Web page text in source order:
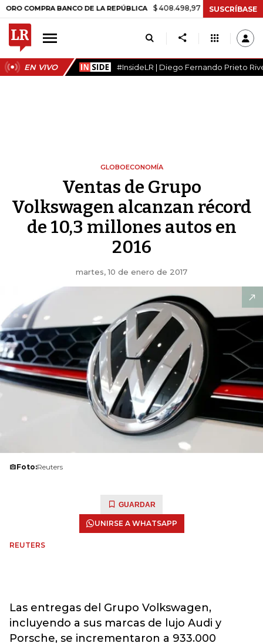
BANCO DE LA REPÚBLICA $ 408.498,97 +$ 8.753,81 +2,19%
SUSCRÍBASE
EN VIVO #InsideLR | Diego Fernando Prieto
GLOBOECONOMÍA
Ventas de Grupo
Volkswagen alcanzan récord
de 10,3 millones autos en
2016
martes, 10 de enero de 2017
Foto:Reuters
GUARDAR
UNIRSE A WHATSAPP
REUTERS
Las entregas del Grupo Volkswagen,
incluyendo a sus marcas de lujo Audi y
Porsche, se incrementaron a 933.000